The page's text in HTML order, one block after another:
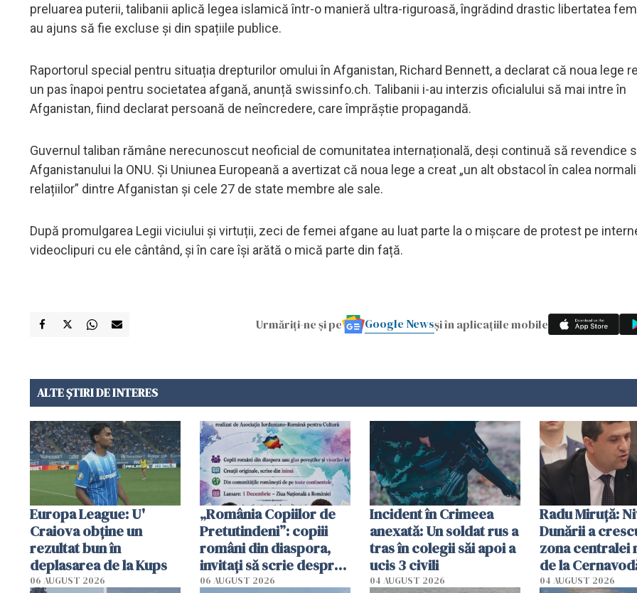
preluarea puterii, talibanii aplică legea islamică într-o manieră ultra-riguroasă, îngrădind drastic libertatea
au ajuns să fie excluse și din spațiile publice.
Raportorul special pentru situația drepturilor omului în Afganistan, Richard Bennett, a declarat că noua lege
un pas înapoi pentru societatea afgană, anunță swissinfo.ch. Talibanii i-au interzis oficialului să mai intre în
Afganistan, fiind declarat persoană de neîncredere, care împrăștie propagandă.
Guvernul taliban rămâne nerecunoscut neoficial de comunitatea internațională, deși continuă să revendice
Afganistanului la ONU. Și Uniunea Europeană a avertizat că noua lege a creat „un alt obstacol în calea
relațiilor” dintre Afganistan și cele 27 de state membre ale sale.
După promulgarea Legii viciului și virtuții, zeci de femei afgane au luat parte la o mișcare de protest pe
videoclipuri cu ele cântând, și în care își arătă o mică parte din față.
Urmăriți-ne și pe Google Newsși în aplicațiile mobile
ALTE ȘTIRI DE INTERES
Europa League: U'
Craiova obține un
rezultat bun în
deplasarea de la Kups
06 AUGUST 2026
„România Copiilor de
Pretutindeni”: copiii
români din diaspora,
invitați să scrie despre
România într-un volum
06 AUGUST 2026
Incident în Crimeea
anexată: Un soldat rus a
tras în colegii săi apoi a
ucis 3 civili
04 AUGUST 2026
Radu Miruţă:
Dunării a
zona centralei
de la
cm faţă de
04 AUGUST 2026